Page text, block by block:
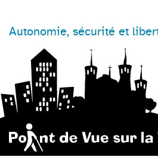
Autonomie, sécurité et